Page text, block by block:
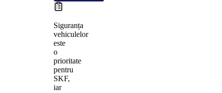
Siguranța
vehiculelor
este
o
prioritate
pentru
SKF,
iar